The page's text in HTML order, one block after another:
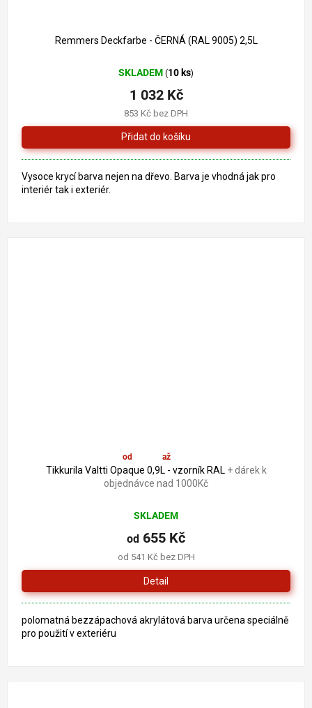
Remmers Deckfarbe - ČERNÁ (RAL 9005) 2,5L
SKLADEM (10 ks)
853 Kč bez DPH
1 032 Kč
Vysoce krycí barva nejen na dřevo. Barva je vhodná jak pro
interiér tak i exteriér.
od až
Tikkurila Valtti Opaque 0,9L - vzorník RAL + dárek k
objednávce nad 1000Kč
SKLADEM
od 541 Kč bez DPH
od 655 Kč
Detail
polomatná bezzápachová akrylátová barva určena speciálně
pro použití v exteriéru